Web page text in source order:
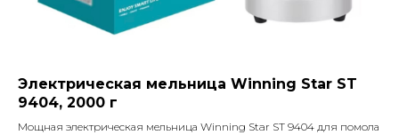
Электрическая мельница Winning Star ST
9404, 2000 г
Мощная электрическая мельница Winning Star ST 9404 для помола